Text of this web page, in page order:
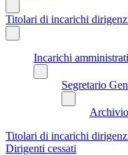
Titolari di incarichi
Incarichi
Segretario
Archivio
Titolari di incarichi
Dirigenti cessati